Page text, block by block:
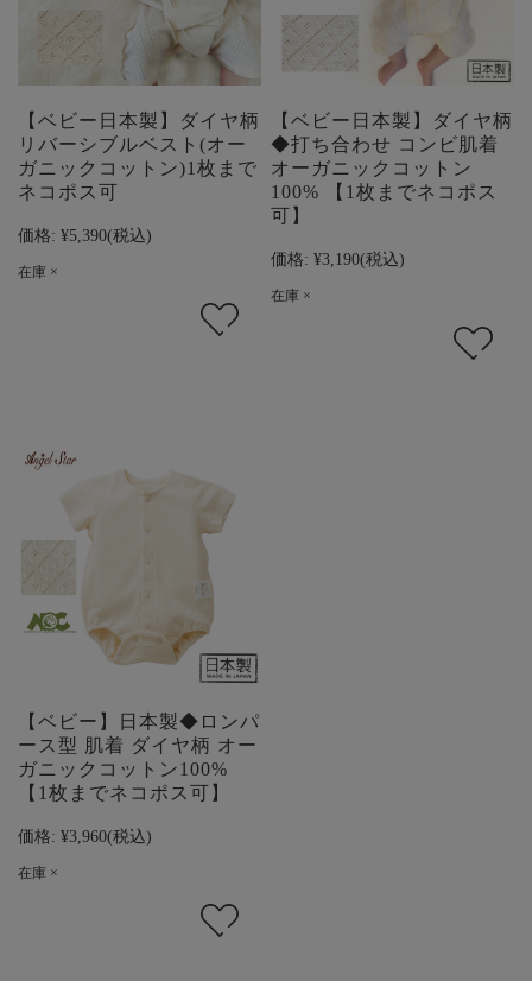
【ベビー日本製】ダイヤ柄
リバーシブルベスト(オー
ガニックコットン)1枚まで
ネコポス可
価格: ¥5,390(税込)
在庫 ×
【ベビー日本製】ダイヤ柄
◆打ち合わせ コンビ肌着
オーガニックコットン
100% 【1枚までネコポス
可】
価格: ¥3,190(税込)
在庫 ×
【ベビー】日本製◆ロンパ
ース型 肌着 ダイヤ柄 オー
ガニックコットン100%
【1枚までネコポス可】
価格: ¥3,960(税込)
在庫 ×